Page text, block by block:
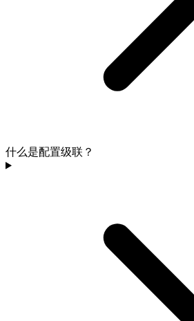
什么是配置级联？